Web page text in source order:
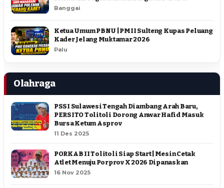
Banggai
Ketua Umum PBNU | PMII Sulteng Kupas Peluang
Kader Jelang Muktamar 2026
Palu
Olahraga
PSSI Sulawesi Tengah Diambang Arah Baru,
PERSITO Tolitoli Dorong Anwar Hafid Masuk
Bursa Ketum Asprov
11 Des 2025
PORKAB II Tolitoli Siap Start | Mesin Cetak
Atlet Menuju Porprov X 2026 Dipanaskan
16 Nov 2025